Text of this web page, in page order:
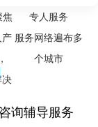
焦
产
决
专人服务
服务网络遍布多
个城市
询辅导服务